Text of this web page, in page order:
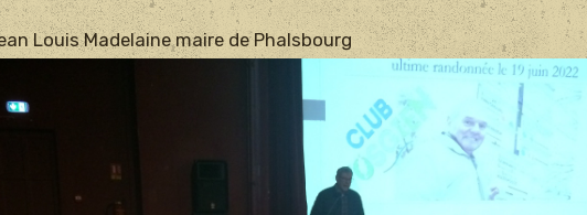
Louis Madelaine maire de Phalsbourg